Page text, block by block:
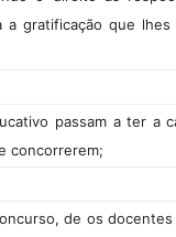
gratificação que
passam a ter a
concorrerem;
de os